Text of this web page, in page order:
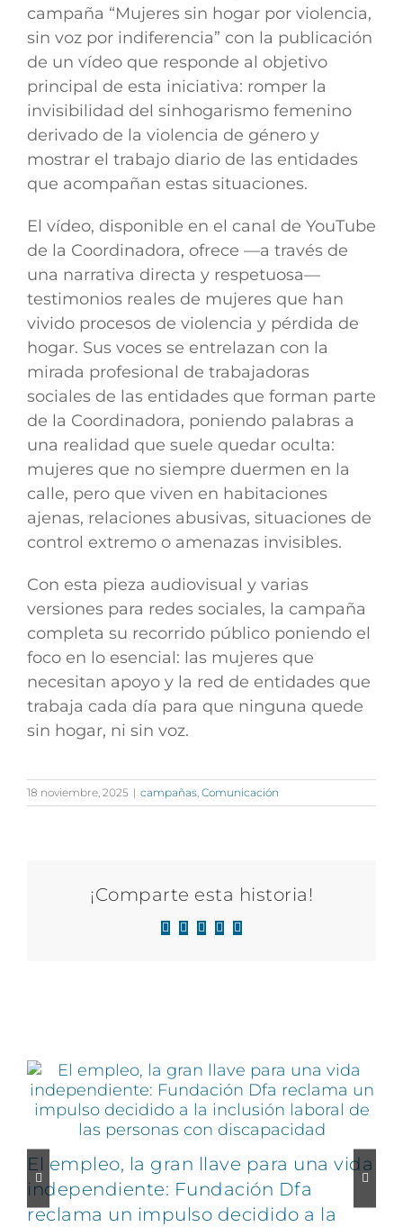
campaña “Mujeres sin hogar por violencia,
sin voz por indiferencia” con la publicación
de un vídeo que responde al objetivo
principal de esta iniciativa: romper la
invisibilidad del sinhogarismo femenino
derivado de la violencia de género y
mostrar el trabajo diario de las entidades
que acompañan estas situaciones.
El vídeo, disponible en el canal de YouTube
de la Coordinadora, ofrece —a través de
una narrativa directa y respetuosa—
testimonios reales de mujeres que han
vivido procesos de violencia y pérdida de
hogar. Sus voces se entrelazan con la
mirada profesional de trabajadoras
sociales de las entidades que forman parte
de la Coordinadora, poniendo palabras a
una realidad que suele quedar oculta:
mujeres que no siempre duermen en la
calle, pero que viven en habitaciones
ajenas, relaciones abusivas, situaciones de
control extremo o amenazas invisibles.
Con esta pieza audiovisual y varias
versiones para redes sociales, la campaña
completa su recorrido público poniendo el
foco en lo esencial: las mujeres que
necesitan apoyo y la red de entidades que
trabaja cada día para que ninguna quede
sin hogar, ni sin voz.
18 noviembre, 2025 | campañas Comunicación
¡Comparte esta historia!
Facebook
X LinkedIn
WhatsApp
Correo
El empleo, la gran llave para una vida
independiente: Fundación Dfa
reclama un impulso decidido a la